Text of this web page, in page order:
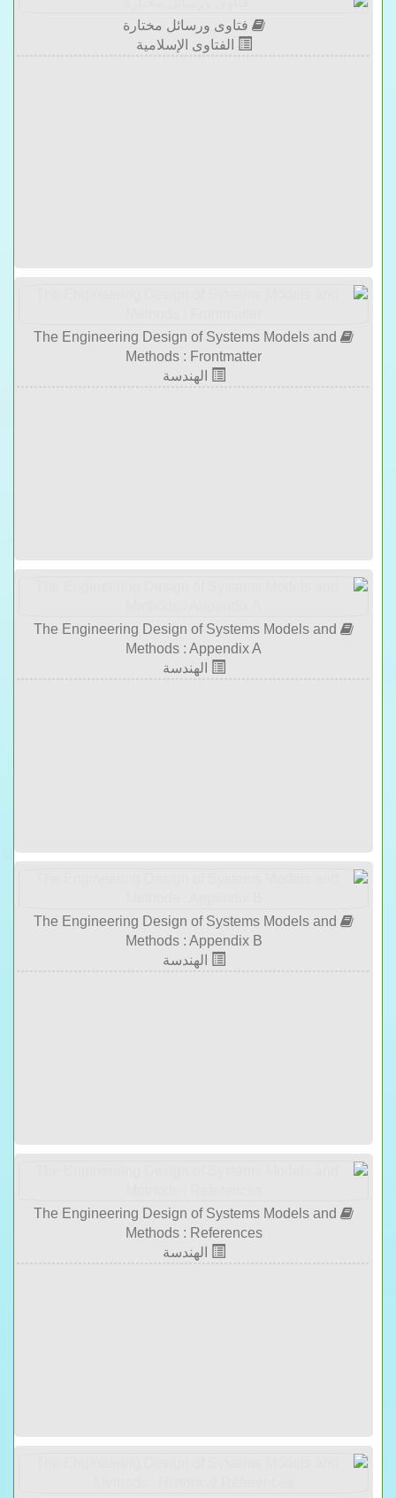
فتاوى ورسائل مختارة
الفتاوى الإسلامية
The Engineering Design of Systems Models and
Methods : Frontmatter
الهندسة
The Engineering Design of Systems Models and
Methods : Appendix A
الهندسة
The Engineering Design of Systems Models and
Methods : Appendix B
الهندسة
The Engineering Design of Systems Models and
Methods : References
الهندسة